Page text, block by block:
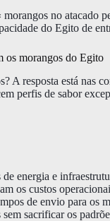
morangos no
do Egito de
os morangos do Egito
A resposta está nas
perfis de sabor
energia e
os custos
de envio para os
sacrificar os